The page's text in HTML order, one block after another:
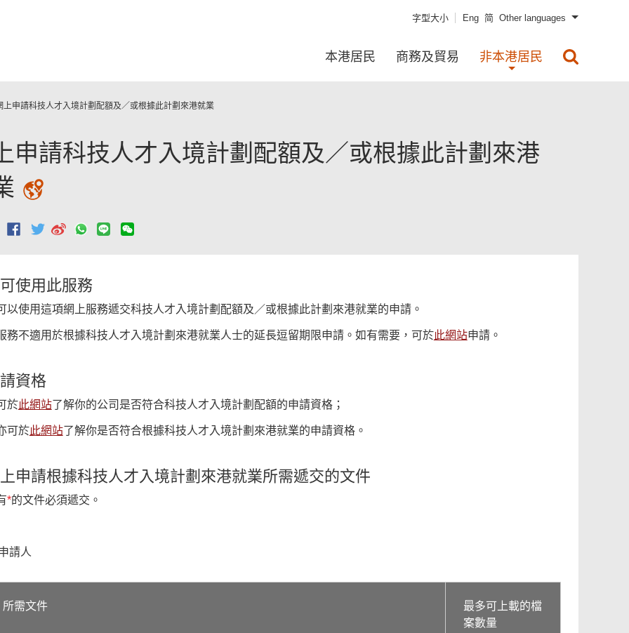
字型大小 Eng 简 Other languages
本港居民 商務及貿易 非本港居民
上申請科技人才入境計劃配額及／或根據此計劃來港就業
申請科技人才入境計劃配額及／或根據此計劃來港
使用此服務
以使用這項網上服務遞交科技人才入境計劃配額及／或根據此計劃來港就業的申請。
務不適用於根據科技人才入境計劃來港就業人士的延長逗留期限申請。如有需要，可於此網站申請。
資格
於此網站了解你的公司是否符合科技人才入境計劃配額的申請資格；
可於此網站了解你是否符合根據科技人才入境計劃來港就業的申請資格。
申請根據科技人才入境計劃來港就業所需遞交的文件
*的文件必須遞交。
請人
所需文件
最多可上載的檔
案數量
用
服